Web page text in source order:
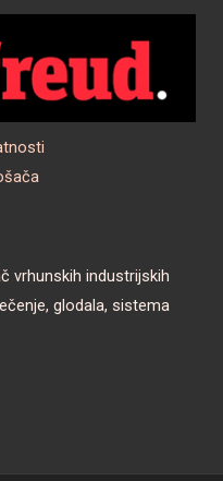
vrhunskih industrijskih
glodala, sistema